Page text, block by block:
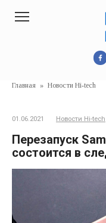
Главная » Новости Hi-tech
01.06.2021 Новости Hi-tech
Перезапуск
состоится в